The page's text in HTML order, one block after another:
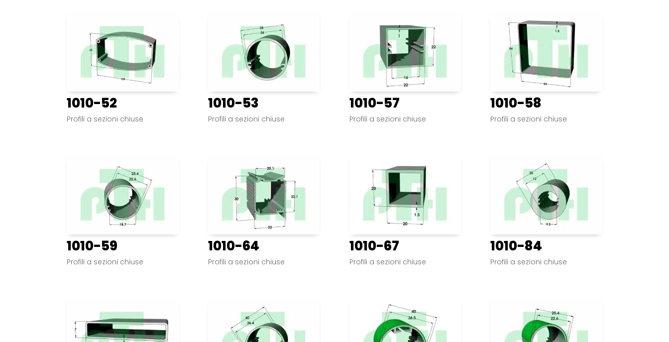
1010-52
Profili a sezioni chiuse
1010-53
Profili a sezioni chiuse
1010-57
Profili a sezioni chiuse
1010-58
Profili a sezioni chiuse
1010-59
Profili a sezioni chiuse
1010-64
Profili a sezioni chiuse
1010-67
Profili a sezioni chiuse
1010-84
Profili a sezioni chiuse